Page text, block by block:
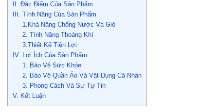
II. Đặc Điểm Của Sản Phẩm
III. Tính Năng Của Sản Phẩm
1.Khả Năng Chống Nước Và Gió
2. Tính Năng Thoáng Khí
3.Thiết Kế Tiện Lợi
IV. Lợi Ích Của Sản Phẩm
1. Bảo Vệ Sức Khỏe
2. Bảo Vệ Quần Áo Và Vật Dụng Cá Nhân
3. Phong Cách Và Sự Tự Tin
V. Kết Luận